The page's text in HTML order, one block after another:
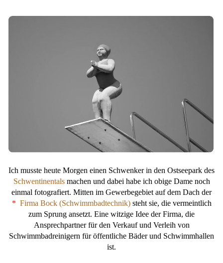
Ich musste heute Morgen einen Schwenker in den Ostseepark des
Schwentinentalsmachen und dabei habe ich obige Dame noch
einmal fotografiert. Mitten im Gewerbegebiet auf dem Dach der
* Firma Bock (Schwimmbadtechnik)steht sie, die vermeintlich
zum Sprung ansetzt. Eine witzige Idee der Firma, die
Ansprechpartner für den Verkauf und Verleih von
Schwimmbadreinigern für öffentliche Bäder und Schwimmhallen
ist.